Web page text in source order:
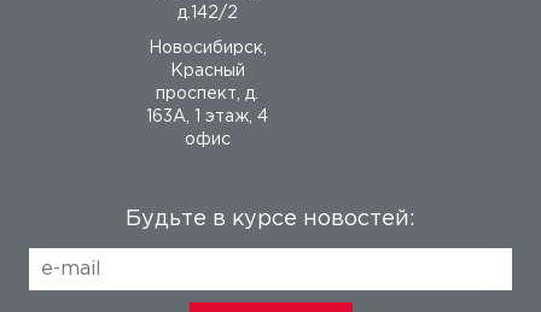
д.142/2
Новосибирск,
Красный
проспект, д.
163А, 1 этаж, 4
офис
Будьте в курсе новостей: